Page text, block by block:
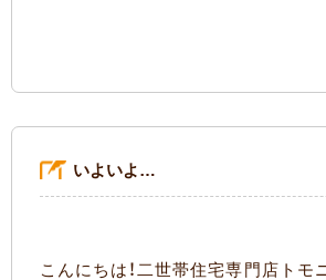
いよいよ…
こんにちは！二世帯住宅専門店トモ